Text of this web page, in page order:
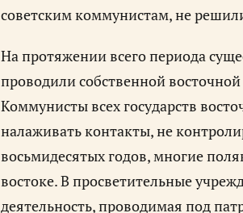
советским коммунистам, не
На протяжении всего периода
проводили собственной
Коммунисты всех государств
налаживать контакты, не
восьмидесятых годов, многие
востоке. В просветительные
деятельность, проводимая под